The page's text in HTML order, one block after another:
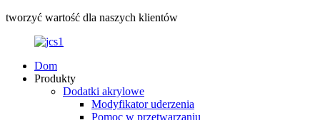
tworzyć wartość dla naszych klientów
Dom
Produkty
Dodatki akrylowe
Modyfikator uderzenia
Pomoc w przetwarzaniu